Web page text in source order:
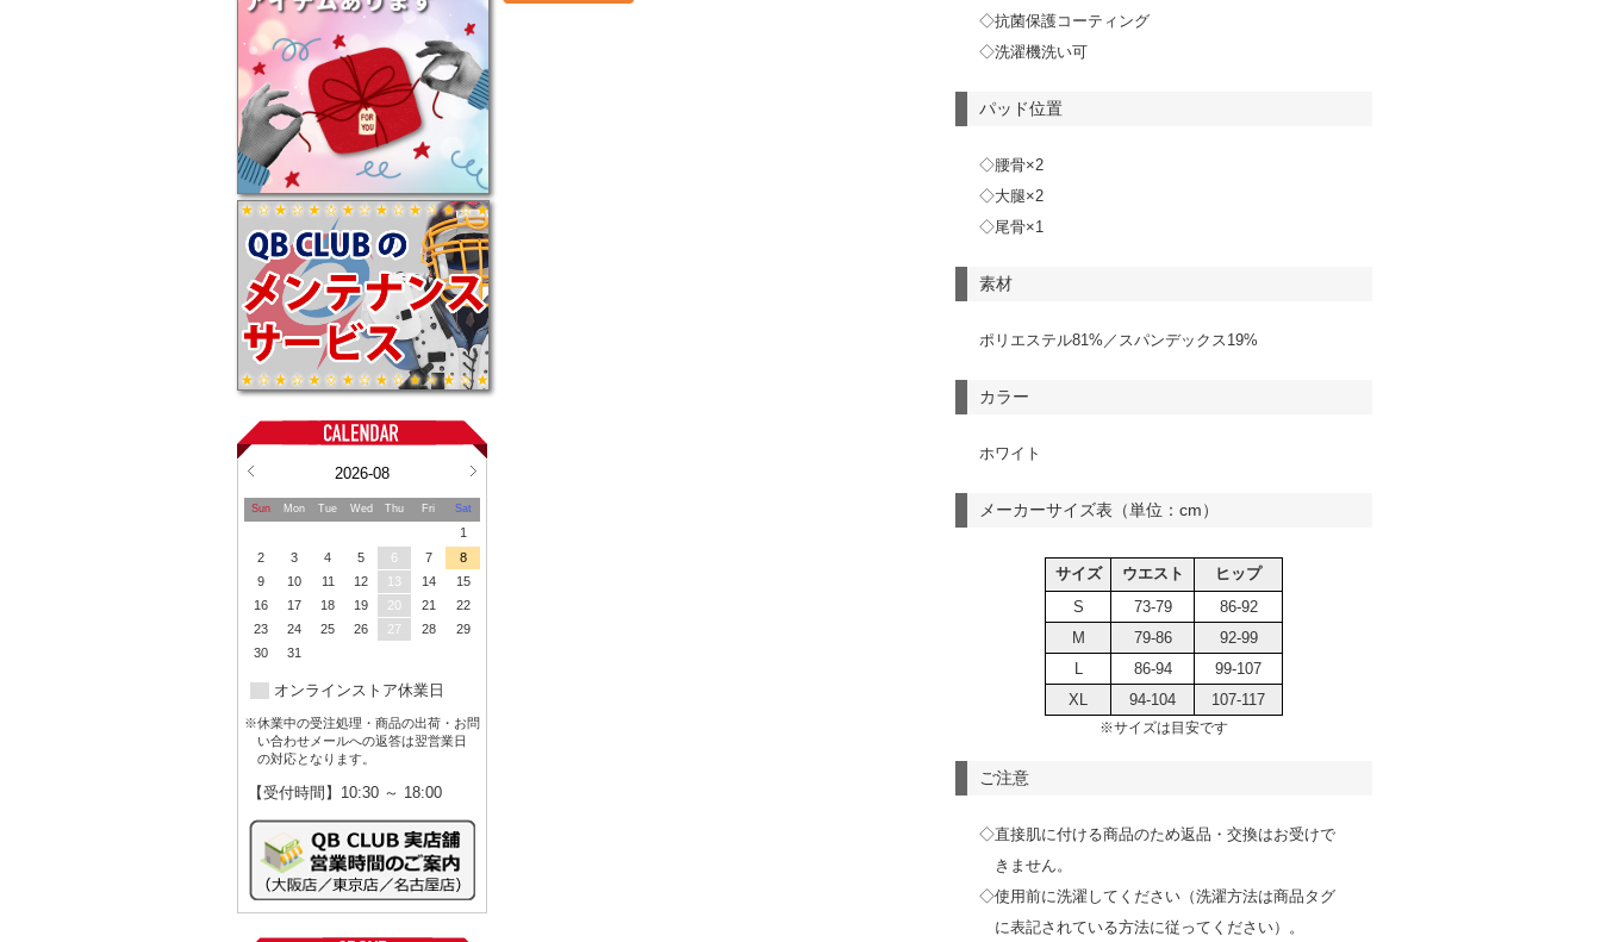
2026-08
Sun Mon Tue Wed Thu Fri Sat
1
2
3 4 5 6 7
8
9
10 11 12 13 14
15
16
17 18 19 20 21
22
23
24 25 26 27 28
29
30
31
オンラインストア休業日
※休業中の受注処理・商品の出荷・お問
い合わせメールへの返答は翌営業日
の対応となります。
【受付時間】10:30 ～ 18:00
◇抗菌保護コーティング
◇洗濯機洗い可
パッド位置
◇腰骨×2
◇大腿×2
◇尾骨×1
素材
ポリエステル81%／スパンデックス19%
カラー
ホワイト
メーカーサイズ表（単位：cm）
サイズ ウエスト
ヒップ
S
73-79
86-92
M
79-86
92-99
L
86-94
99-107
XL
94-104 107-117
※サイズは目安です
ご注意
◇直接肌に付ける商品のため返品・交換はお受けで
きません。
◇使用前に洗濯してください（洗濯方法は商品タグ
に表記されている方法に従ってください）。